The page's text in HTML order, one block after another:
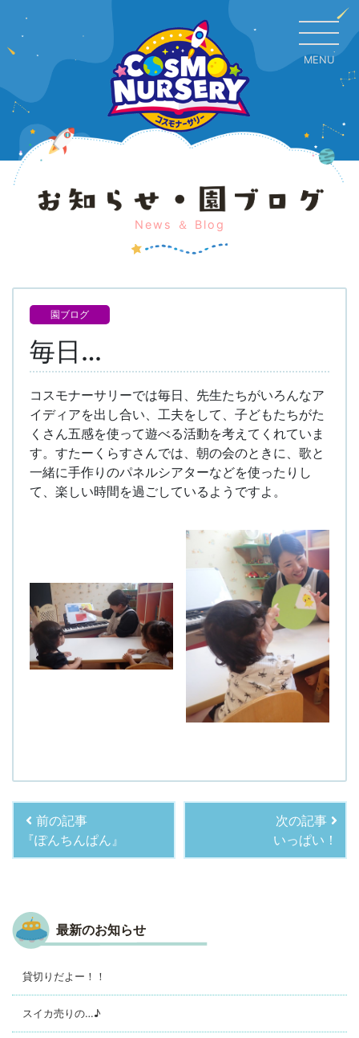
MENU
News ＆ Blog
園ブログ
毎日…
コスモナーサリーでは毎日、先生たちがいろんなア
イディアを出し合い、工夫をして、子どもたちがた
くさん五感を使って遊べる活動を考えてくれていま
す。すたーくらすさんでは、朝の会のときに、歌と
一緒に手作りのパネルシアターなどを使ったりし
て、楽しい時間を過ごしているようですよ。
前の記事
『ぽんちんぱん』
次の記事
いっぱい！
最新のお知らせ
貸切りだよー！！
スイカ売りの…♪